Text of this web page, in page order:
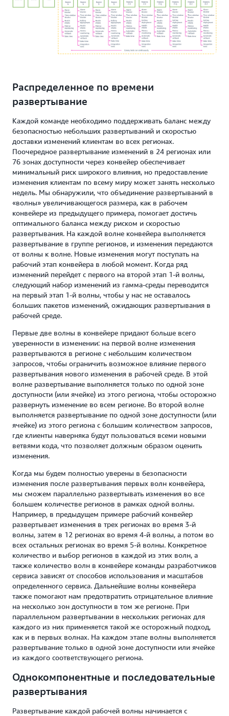
Распределенное по времени
развертывание
Каждой команде необходимо поддерживать баланс между
безопасностью небольших развертываний и скоростью
доставки изменений клиентам во всех регионах.
Поочередное развертывание изменений в 24 регионах или
76 зонах доступности через конвейер обеспечивает
минимальный риск широкого влияния, но предоставление
изменения клиентам по всему миру может занять несколько
недель. Мы обнаружили, что объединение развертываний в
«волны» увеличивающегося размера, как в рабочем
конвейере из предыдущего примера, помогает достичь
оптимального баланса между риском и скоростью
развертывания. На каждой волне конвейера выполняется
развертывание в группе регионов, и изменения передаются
от волны к волне. Новые изменения могут поступать на
рабочий этап конвейера в любой момент. Когда ряд
изменений перейдет с первого на второй этап 1-й волны,
следующий набор изменений из гамма-среды переводится
на первый этап 1-й волны, чтобы у нас не оставалось
больших пакетов изменений, ожидающих развертывания в
рабочей среде.
Первые две волны в конвейере придают больше всего
уверенности в изменении: на первой волне изменения
развертываются в регионе с небольшим количеством
запросов, чтобы ограничить возможное влияние первого
развертывания нового изменения в рабочей среде. В этой
волне развертывание выполняется только по одной зоне
доступности (или ячейке) из этого региона, чтобы осторожно
развернуть изменение во всем регионе. Во второй волне
выполняется развертывание по одной зоне доступности (или
ячейке) из этого региона с большим количеством запросов,
где клиенты наверняка будут пользоваться всеми новыми
ветвями кода, что позволяет должным образом оценить
изменения.
Когда мы будем полностью уверены в безопасности
изменения после развертывания первых волн конвейера,
мы сможем параллельно развертывать изменения во все
большем количестве регионов в рамках одной волны.
Например, в предыдущем примере рабочий конвейер
развертывает изменения в трех регионах во время 3-й
волны, затем в 12 регионах во время 4-й волны, а потом во
всех остальных регионах во время 5-й волны. Конкретное
количество и выбор регионов в каждой из этих волн, а
также количество волн в конвейере команды разработчиков
сервиса зависят от способов использования и масштабов
определенного сервиса. Дальнейшие волны конвейера
также помогают нам предотвратить отрицательное влияние
на несколько зон доступности в том же регионе. При
параллельном развертывании в нескольких регионах для
каждого из них применяется такой же осторожный подход,
как и в первых волнах. На каждом этапе волны выполняется
развертывание только в одной зоне доступности или ячейке
из каждого соответствующего региона.
Однокомпонентные и последовательные
развертывания
Развертывание каждой рабочей волны начинается с